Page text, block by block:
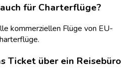
für Charterflüge?
kommerziellen Flüge von EU-
Ticket über ein Reisebüro